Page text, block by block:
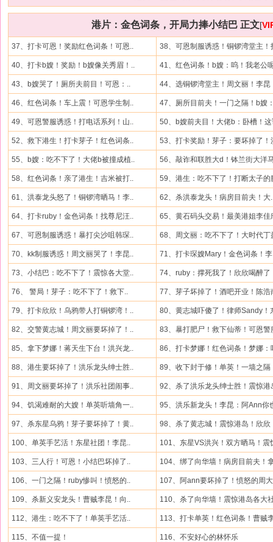
港片：金色词条，开局力捧小结巴 正文[
37、打卡可恩！奖励红色词条！可恩.. 38、可恩制服诱惑！铜锣湾堂主！
40、打卡b嫂！奖励！b嫂像关秀眉！.. 41、红色词条！b嫂：呜！我老公
43、b嫂哭了！厕所夫前目！可恩：.. 44、选铜锣湾堂主！周文丽！李昆
46、红色词条！车上震！可恩学生制.. 47、厕所目前夫！一门之隔！b嫂
49、可恩警服诱惑！打电话系列！山.. 50、b嫂前夫目！大佬b：卧槽！这
52、救下港生！打卡芽子！红色词条.. 53、打卡奖励！芽子：要坏掉了！
55、b嫂：吃不下了！大佬b被撞成植.. 56、敲诈和联胜大d！钵兰街大洋
58、红色词条！亲了港生！吉米被打.. 59、港生：吃不下了！打断太子的
61、洪泰龙头怒了！铜锣湾晒马！李.. 62、杀洪泰龙头！病房目前夫！大
64、打卡ruby！金色词条！找尊尼汪.. 65、黄石码头交易！最美港姐李佳
67、可恩制服诱惑！暴打尖沙咀韩琛.. 68、周文丽：吃不下了！大时代丁
70、kk制服诱惑！周文丽哭了！李昆.. 71、打卡琛嫂Mary！金色词条！
73、小结巴：吃不下了！震惊各大堂.. 74、ruby：撑死我了！欣欣喝醉了
76、 警局！芽子：吃不下了！救下.. 77、芽子坏掉了！酒吧开业！陈浩
79、打卡欣欣！乌鸦带人打铜锣湾！.. 80、黄志城吓傻了！律师Sandy！
82、交警黄志城！周文丽要坏掉了！.. 83、暴打肥尸！救下仙蒂！可恩警
85、拿下梦娜！蒋天生下台！洪兴龙.. 86、打卡梦娜！红色词条！梦娜：
88、港生要坏掉了！洪乐龙头绅士胜.. 89、收下封于修！单英！一墙之隔
91、周文丽要坏掉了！洪乐社团闹事.. 92、杀了洪乐龙头绅士胜！震惊港
94、饥渴难耐的大嫂！单英听墙角一.. 95、洪乐新龙头！李昆：阿Ann你
97、杀东星乌鸦！芽子要坏掉了！黄.. 98、杀了黄志城！震惊港岛！欣欣
100、单英手艺活！东星社团！李昆.. 101、东星VS洪兴！双方晒马！震
103、三人行！可恩！小结巴坏掉了.. 104、绑了向华墙！病房目前夫！
106、一门之隔！ruby惨叫！愤怒的.. 107、阿ann要坏掉了！愤怒的周
109、杀新义安龙头！曹贼李昆！向.. 110、杀了向华墙！震惊港岛各大
112、港生：吃不下了！单英手艺活.. 113、打卡单英！红色词条！曹贼
115、不值一提！ 116、不安好心的林怀乐